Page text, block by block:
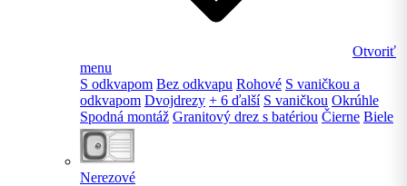
Otvoriť
menu
S odkvapom Bez odkvapu Rohové S vaničkou a
odkvapom Dvojdrezy + 6 ďalší S vaničkou Okrúhle
Spodná montáž Granitový drez s batériou Čierne Biele
Nerezové